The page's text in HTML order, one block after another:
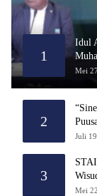
1
Idul
Mei
2
Juli
3
Mei